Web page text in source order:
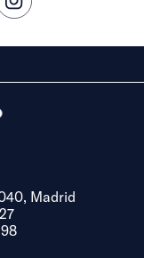
Madrid